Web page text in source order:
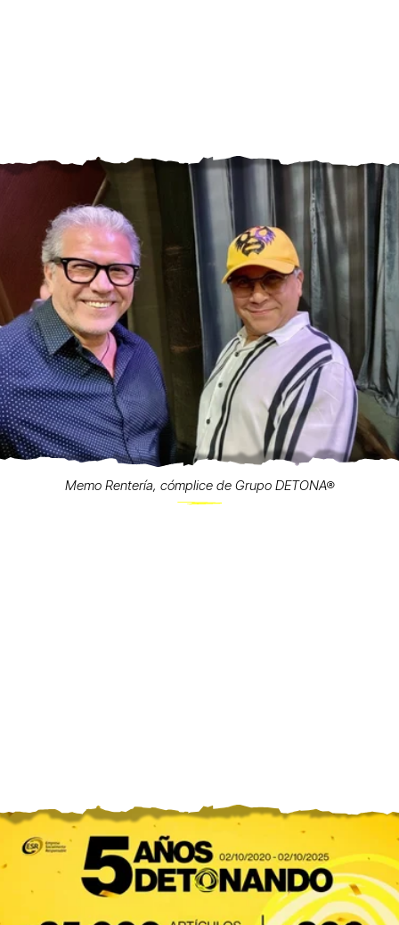
Memo Rentería, cómplice de Grupo DETONA®